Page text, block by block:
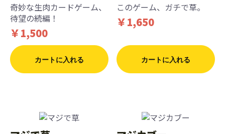
奇妙な生肉カードゲーム、
待望の続編！
￥1,500
カートに入れる
このゲーム、ガチで草。
￥1,650
カートに入れる